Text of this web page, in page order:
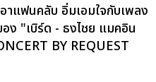
าแฟนคลับ อิ่มเอมใจกับเพลง
ง "เบิร์ด - ธงไชย แมคอิน
BY REQUEST